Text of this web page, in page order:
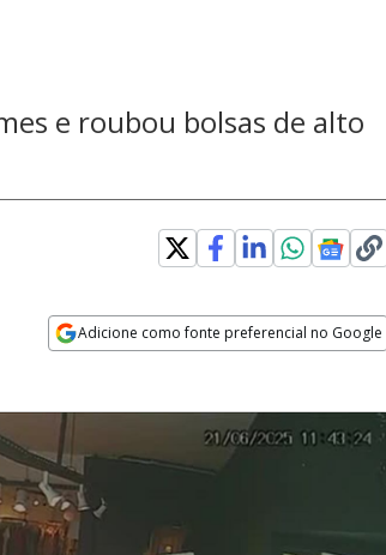
e roubou bolsas de alto
Adicione como fonte preferencial no Google